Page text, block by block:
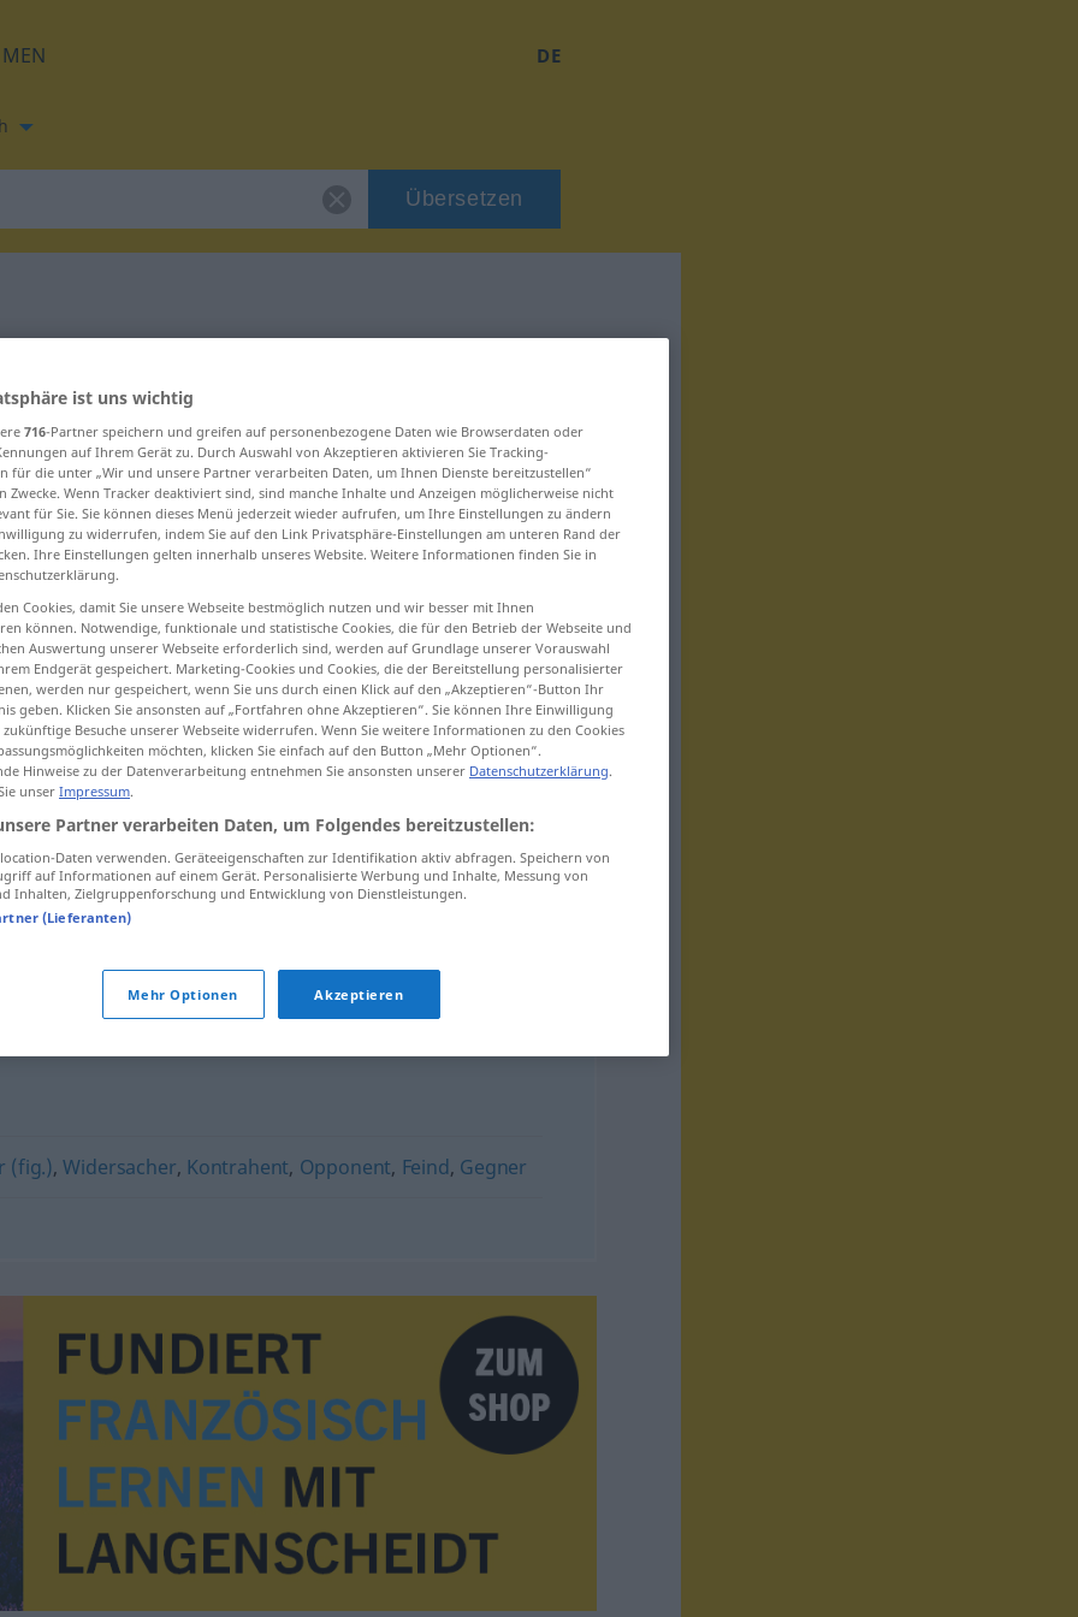
DE
Übersetzen
für "Rivale"
<Rivalin;Rivalinnen
einen Rivalenverdrängen,
(fig.),Widersacher, Kontrahent, Opponent, Feind, Gegner
ist uns wichtig
716-Partner speichern und greifen auf personenbezogene Daten wie Browserdaten oder
auf Ihrem Gerät zu. Durch Auswahl von Akzeptieren aktivieren Sie Tracking-
für die unter „Wir und unsere Partner verarbeiten Daten, um Ihnen Dienste bereitzustellen“
Zwecke. Wenn Tracker deaktiviert sind, sind manche Inhalte und Anzeigen möglicherweise nicht
für Sie. Sie können dieses Menü jederzeit wieder aufrufen, um Ihre Einstellungen zu ändern
zu widerrufen, indem Sie auf den Link Privatsphäre-Einstellungen am unteren Rand der
Ihre Einstellungen gelten innerhalb unseres Website. Weitere Informationen finden Sie in
Cookies, damit Sie unsere Webseite bestmöglich nutzen und wir besser mit Ihnen
können. Notwendige, funktionale und statistische Cookies, die für den Betrieb der Webseite und
Auswertung unserer Webseite erforderlich sind, werden auf Grundlage unserer Vorauswahl
Endgerät gespeichert. Marketing-Cookies und Cookies, die der Bereitstellung personalisierter
werden nur gespeichert, wenn Sie uns durch einen Klick auf den „Akzeptieren“-Button Ihr
geben. Klicken Sie ansonsten auf „Fortfahren ohne Akzeptieren“. Sie können Ihre Einwilligung
Besuche unserer Webseite widerrufen. Wenn Sie weitere Informationen zu den Cookies
möchten, klicken Sie einfach auf den Button „Mehr Optionen“.
Hinweise zu der Datenverarbeitung entnehmen Sie ansonsten unserer Datenschutzerklärung.
unser Impressum.
Partner verarbeiten Daten, um Folgendes bereitzustellen:
Daten verwenden. Geräteeigenschaften zur Identifikation aktiv abfragen. Speichern von
auf Informationen auf einem Gerät. Personalisierte Werbung und Inhalte, Messung von
Inhalten, Zielgruppenforschung und Entwicklung von Dienstleistungen.
(Lieferanten)
Mehr Optionen Akzeptieren